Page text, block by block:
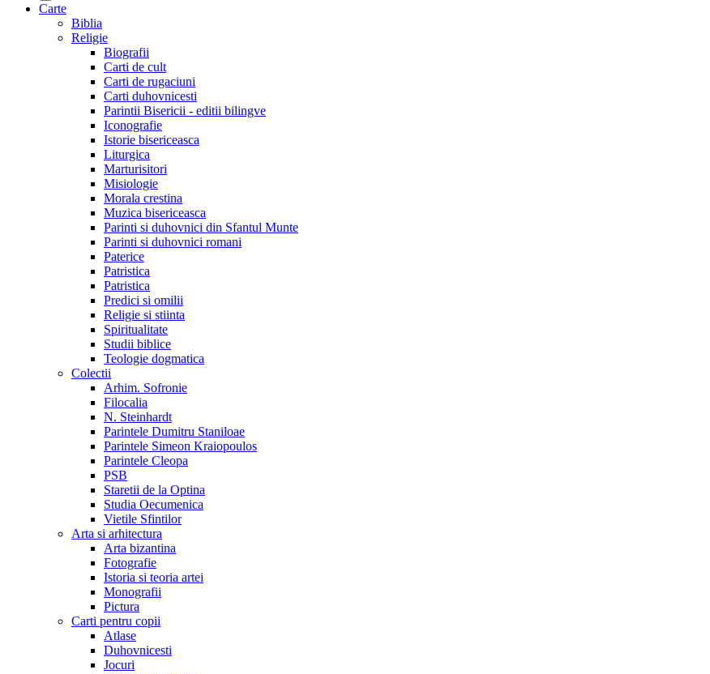
Carte
Biblia
Religie
Biografii
Carti de cult
Carti de rugaciuni
Carti duhovnicesti
Parintii Bisericii - editii bilingve
Iconografie
Istorie bisericeasca
Liturgica
Marturisitori
Misiologie
Morala crestina
Muzica bisericeasca
Parinti si duhovnici din Sfantul Munte
Parinti si duhovnici romani
Paterice
Patristica
Patristica
Predici si omilii
Religie si stiinta
Spiritualitate
Studii biblice
Teologie dogmatica
Colectii
Arhim. Sofronie
Filocalia
N. Steinhardt
Parintele Dumitru Staniloae
Parintele Simeon Kraiopoulos
Parintele Cleopa
PSB
Staretii de la Optina
Studia Oecumenica
Vietile Sfintilor
Arta si arhitectura
Arta bizantina
Fotografie
Istoria si teoria artei
Monografii
Pictura
Carti pentru copii
Atlase
Duhovnicesti
Jocuri